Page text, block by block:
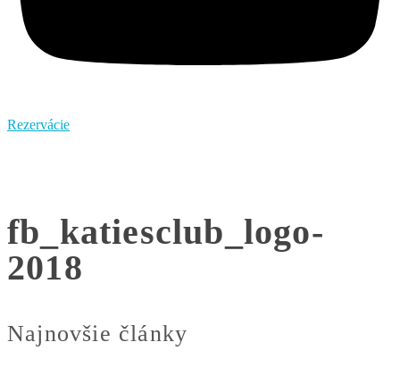
Rezervácie
fb_katiesclub_logo-
2018
Najnovšie články